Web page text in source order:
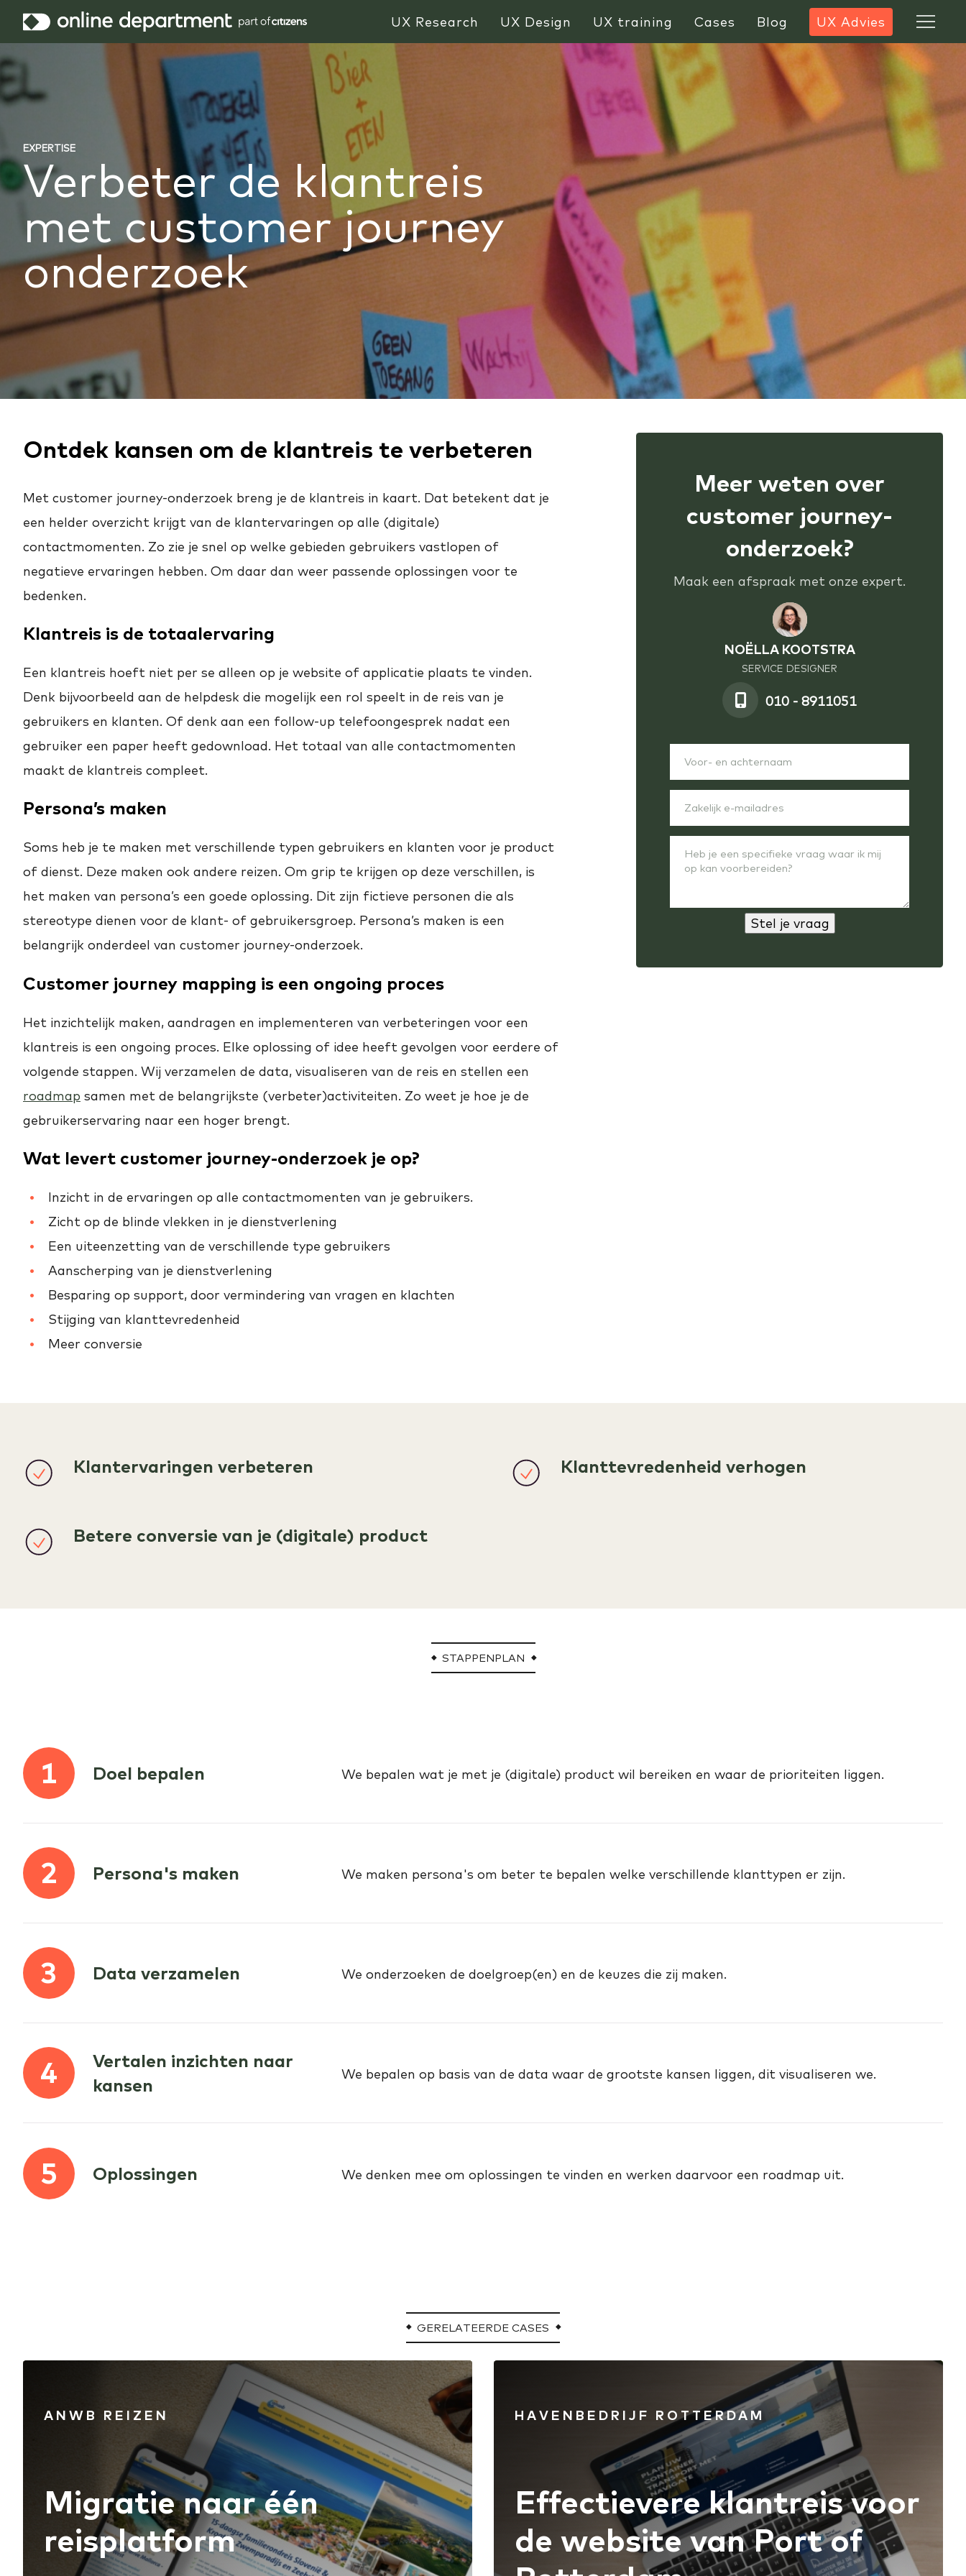
UX Research UX Design UX training Cases Blog UX Advies
EXPERTISE
Verbeter de klantreis
met customer journey
onderzoek
Ontdek kansen om de klantreis te verbeteren
Met customer journey-onderzoek breng je de klantreis in kaart. Dat betekent dat je
een helder overzicht krijgt van de klantervaringen op alle (digitale)
contactmomenten. Zo zie je snel op welke gebieden gebruikers vastlopen of
negatieve ervaringen hebben. Om daar dan weer passende oplossingen voor te
bedenken.
Klantreis is de totaalervaring
Een klantreis hoeft niet per se alleen op je website of applicatie plaats te vinden.
Denk bijvoorbeeld aan de helpdesk die mogelijk een rol speelt in de reis van je
gebruikers en klanten. Of denk aan een follow-up telefoongesprek nadat een
gebruiker een paper heeft gedownload. Het totaal van alle contactmomenten
maakt de klantreis compleet.
Persona’s maken
Soms heb je te maken met verschillende typen gebruikers en klanten voor je product
of dienst. Deze maken ook andere reizen. Om grip te krijgen op deze verschillen, is
het maken van persona’s een goede oplossing. Dit zijn fictieve personen die als
stereotype dienen voor de klant- of gebruikersgroep. Persona’s maken is een
belangrijk onderdeel van customer journey-onderzoek.
Customer journey mapping is een ongoing proces
Het inzichtelijk maken, aandragen en implementeren van verbeteringen voor een
klantreis is een ongoing proces. Elke oplossing of idee heeft gevolgen voor eerdere of
volgende stappen. Wij verzamelen de data, visualiseren van de reis en stellen een
roadmap samen met de belangrijkste (verbeter)activiteiten. Zo weet je hoe je de
gebruikerservaring naar een hoger brengt.
Wat levert customer journey-onderzoek je op?
Inzicht in de ervaringen op alle contactmomenten van je gebruikers.
Zicht op de blinde vlekken in je dienstverlening
Een uiteenzetting van de verschillende type gebruikers
Aanscherping van je dienstverlening
Besparing op support, door vermindering van vragen en klachten
Stijging van klanttevredenheid
Meer conversie
Meer weten over
customer journey-
onderzoek?
Maak een afspraak met onze expert.
NOËLLA KOOTSTRA
SERVICE DESIGNER
010 - 8911051
Stel je vraag
Klantervaringen verbeteren Klanttevredenheid verhogen
Betere conversie van je (digitale) product
STAPPENPLAN
1 Doel bepalen We bepalen wat je met je (digitale) product wil bereiken en waar de prioriteiten liggen.
2 Persona's maken We maken persona's om beter te bepalen welke verschillende klanttypen er zijn.
3 Data verzamelen We onderzoeken de doelgroep(en) en de keuzes die zij maken.
4
Vertalen inzichten naar
kansen
We bepalen op basis van de data waar de grootste kansen liggen, dit visualiseren we.
5 Oplossingen We denken mee om oplossingen te vinden en werken daarvoor een roadmap uit.
GERELATEERDE CASES
ANWB REIZEN
Migratie naar één
reisplatform
HAVENBEDRIJF ROTTERDAM
Effectievere klantreis voor
de website van Port of